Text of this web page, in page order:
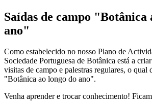
Saídas de campo "Botânica
ano"
Como estabelecido no nosso Plano de
Sociedade Portuguesa de Botânica está a
visitas de campo e palestras regulares, o qual
"Botânica ao longo do ano".
Venha aprender e trocar conhecimento!